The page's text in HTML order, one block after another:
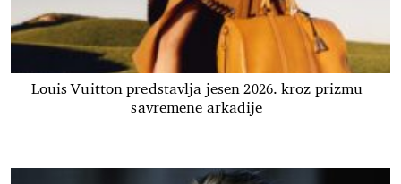
Louis Vuitton predstavlja jesen 2026. kroz prizmu
savremene arkadije